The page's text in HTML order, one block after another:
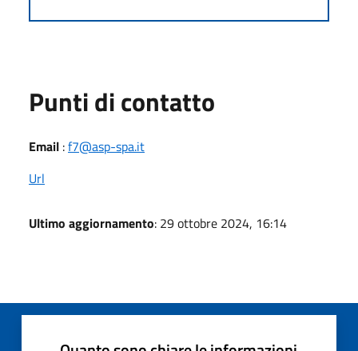
Punti di contatto
Email :f7@asp-spa.it
Url
Ultimo aggiornamento: 29 ottobre 2024, 16:14